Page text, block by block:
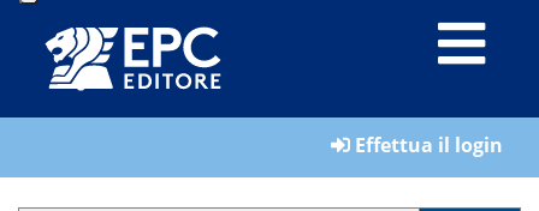
LIBRI
Effettua il login